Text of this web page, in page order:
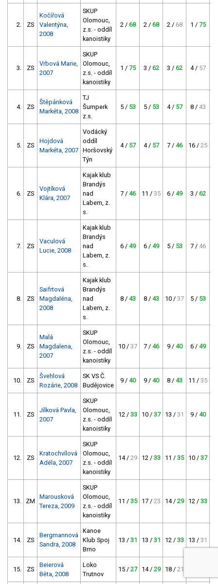
2. ZS
Kočířová
Valentýna,
2008
SKUP
Olomouc,
z.s. - oddíl
kanoistiky
2 / 68 2 / 68 2 / 68 1 / 75
3. ZS
Vrbová Marie,
2007
SKUP
Olomouc,
z.s. - oddíl
kanoistiky
1 / 75 3 / 62 3 / 62 4 / 57
4. ZS
Štěpánková
Markéta, 2008
TJ
Šumperk
z.s.
5 / 53 5 / 53 4 / 57 8 / 43
5. ZS
Hojdová
Markéta, 2007
Vodácký
oddíl
Horšovský
Týn
4 / 57 4 / 57 7 / 46 16 / 25
6. ZS
Vojtíková
Klára, 2007
Kajak klub
Brandýs
nad
Labem, z.
s.
7 / 46 11 / 35 6 / 49 3 / 62
7. ZS
Vaculová
Lucie, 2008
Kajak klub
Brandýs
nad
Labem, z.
s.
6 / 49 6 / 49 5 / 53 7 / 46
8. ZS
Saifrtová
Magdaléna,
2008
Kajak klub
Brandýs
nad
Labem, z.
s.
8 / 43 8 / 43 10 / 37 5 / 53
9. ZS
Malá
Magdalena,
2007
SKUP
Olomouc,
z.s. - oddíl
kanoistiky
10 / 37 7 / 46 9 / 40 6 / 49
10. ZS
Švehlová
Rozárie, 2008
SK VS Č.
Budějovice
9 / 40 9 / 40 8 / 43 11 / 35
11. ZS
Jílková Pavla,
2007
SKUP
Olomouc,
z.s. - oddíl
kanoistiky
12 / 33 10 / 37 13 / 31 9 / 40
12. ZS
Kratochvílová
Adéla, 2007
SKUP
Olomouc,
z.s. - oddíl
kanoistiky
14 / 29 12 / 33 11 / 35 10 / 37
13. ZM
Marousková
Tereza, 2009
SKUP
Olomouc,
z.s. - oddíl
kanoistiky
11 / 35 17 / 23 14 / 29 12 / 33
14. ZS
Bergmannová
Sandra, 2008
Kanoe
Klub Spoj
Brno
13 / 31 13 / 31 12 / 33 13 / 31
15. ZS
Beierová
Běta, 2008
Loko
Trutnov
15 / 27 14 / 29 18 / 21